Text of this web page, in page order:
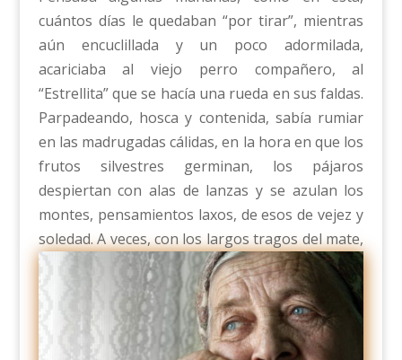
cuántos días le quedaban “por tirar”, mientras
aún encuclillada y un poco adormilada,
acariciaba al viejo perro compañero, al
“Estrellita” que se hacía una rueda en sus faldas.
Parpadeando, hosca y contenida, sabía rumiar
en las madrugadas cálidas, en la hora en que los
frutos silvestres germinan, los pájaros
despiertan con alas de lanzas y se azulan los
montes, pensamientos laxos, de esos de vejez y
soledad.A veces, con los largos tragos del mate,